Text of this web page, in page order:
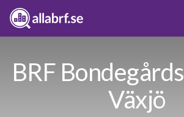
BRF
Växjö